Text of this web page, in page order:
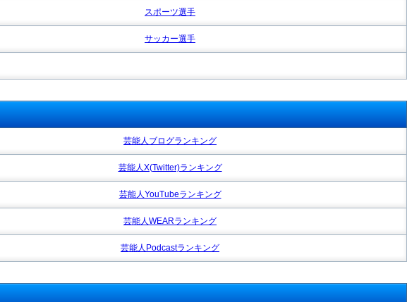
スポーツ選手
サッカー選手
芸能人ブログランキング
芸能人X(Twitter)ランキング
芸能人YouTubeランキング
芸能人WEARランキング
芸能人Podcastランキング